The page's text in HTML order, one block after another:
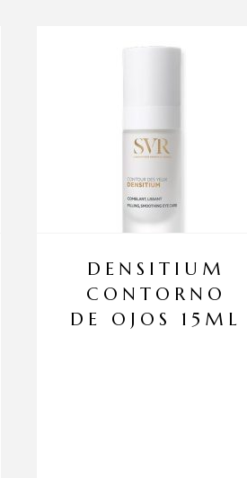
DENSITIUM
CONTORNO
DE OJOS 15ML